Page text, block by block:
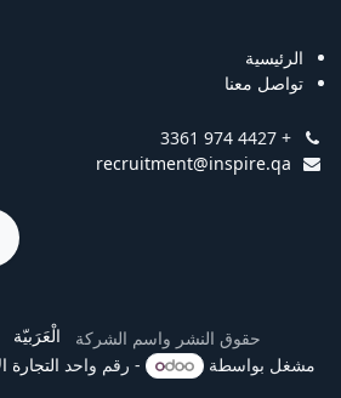
الرئيسية
تواصل معنا
+ 974 4427 3361
recruitment@inspire.qa
حقوق النشر واسم الشركة الْعَرَبيّة
مشغل بواسطة
- رقم واحد التجارة